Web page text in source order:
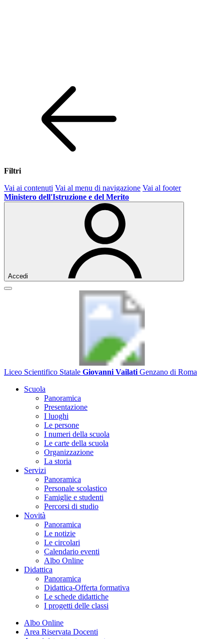
Filtri
Vai ai contenuti Vai al menu di navigazione Vai al footer
Ministero dell'Istruzione e del Merito
Accedi
Liceo Scientifico Statale Giovanni Vailati Genzano di Roma
Scuola
Panoramica
Presentazione
I luoghi
Le persone
I numeri della scuola
Le carte della scuola
Organizzazione
La storia
Servizi
Panoramica
Personale scolastico
Famiglie e studenti
Percorsi di studio
Novità
Panoramica
Le notizie
Le circolari
Calendario eventi
Albo Online
Didattica
Panoramica
Didattica-Offerta formativa
Le schede didattiche
I progetti delle classi
Albo Online
Area Riservata Docenti